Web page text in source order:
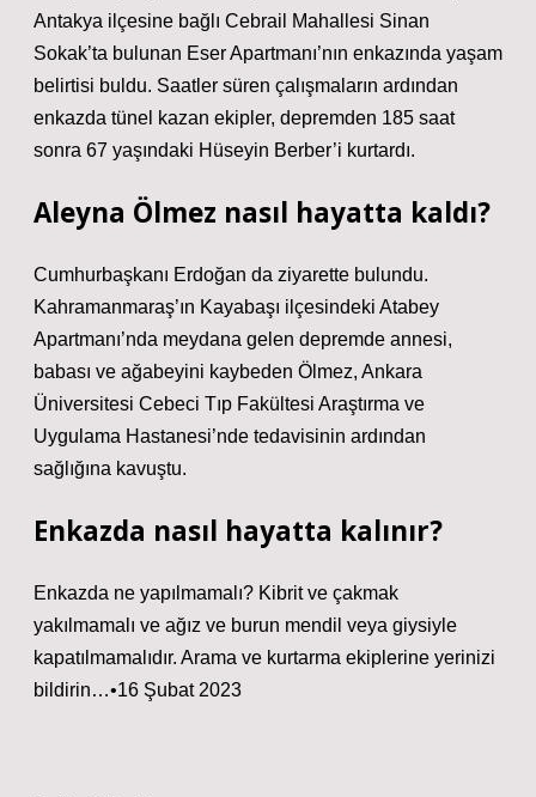
Antakya ilçesine bağlı Cebrail Mahallesi Sinan
Sokak’ta bulunan Eser Apartmanı’nın enkazında yaşam
belirtisi buldu. Saatler süren çalışmaların ardından
enkazda tünel kazan ekipler, depremden 185 saat
sonra 67 yaşındaki Hüseyin Berber’i kurtardı.
Aleyna Ölmez nasıl hayatta kaldı?
Cumhurbaşkanı Erdoğan da ziyarette bulundu.
Kahramanmaraş’ın Kayabaşı ilçesindeki Atabey
Apartmanı’nda meydana gelen depremde annesi,
babası ve ağabeyini kaybeden Ölmez, Ankara
Üniversitesi Cebeci Tıp Fakültesi Araştırma ve
Uygulama Hastanesi’nde tedavisinin ardından
sağlığına kavuştu.
Enkazda nasıl hayatta kalınır?
Enkazda ne yapılmamalı? Kibrit ve çakmak
yakılmamalı ve ağız ve burun mendil veya giysiyle
kapatılmamalıdır. Arama ve kurtarma ekiplerine yerinizi
bildirin…•16 Şubat 2023